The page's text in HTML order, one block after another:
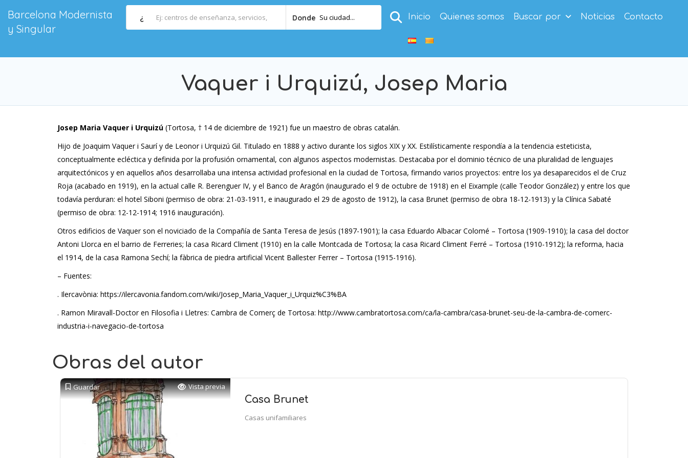
Barcelona Modernista
y Singular
¿ Donde Su ciudad... Inicio Quienes somos Buscar por Noticias Contacto
Vaquer i Urquizú, Josep Maria
Josep Maria Vaquer i Urquizú (Tortosa, † 14 de diciembre de 1921) fue un maestro de obras catalán.
Hijo de Joaquim Vaquer i Saurí y de Leonor i Urquizú Gil. Titulado en 1888 y activo durante los siglos XIX y XX. Estilísticamente respondía a la tendencia esteticista,
conceptualmente ecléctica y definida por la profusión ornamental, con algunos aspectos modernistas. Destacaba por el dominio técnico de una pluralidad de lenguajes
arquitectónicos y en aquellos años desarrollaba una intensa actividad profesional en la ciudad de Tortosa, firmando varios proyectos: entre los ya desaparecidos el de Cruz
Roja (acabado en 1919), en la actual calle R. Berenguer IV, y el Banco de Aragón (inaugurado el 9 de octubre de 1918) en el Eixample (calle Teodor González) y entre los que
todavía perduran: el hotel Siboni (permiso de obra: 21-03-1911, e inaugurado el 29 de agosto de 1912), la casa Brunet (permiso de obra 18-12-1913) y la Clínica Sabaté
(permiso de obra: 12-12-1914; 1916 inauguración).
Otros edificios de Vaquer son el noviciado de la Compañía de Santa Teresa de Jesús (1897-1901); la casa Eduardo Albacar Colomé – Tortosa (1909-1910); la casa del doctor
Antoni Llorca en el barrio de Ferreries; la casa Ricard Climent (1910) en la calle Montcada de Tortosa; la casa Ricard Climent Ferré – Tortosa (1910-1912); la reforma, hacia
el 1914, de la casa Ramona Sechí; la fàbrica de piedra artificial Vicent Ballester Ferrer – Tortosa (1915-1916).
– Fuentes:
. Ilercavònia: https://ilercavonia.fandom.com/wiki/Josep_Maria_Vaquer_i_Urquiz%C3%BA
. Ramon Miravall-Doctor en Filosofia i Lletres: Cambra de Comerç de Tortosa: http://www.cambratortosa.com/ca/la-cambra/casa-brunet-seu-de-la-cambra-de-comerc-
industria-i-navegacio-de-tortosa
Obras del autor
Guardar Vista previa
Casa Brunet
Casas unifamiliares